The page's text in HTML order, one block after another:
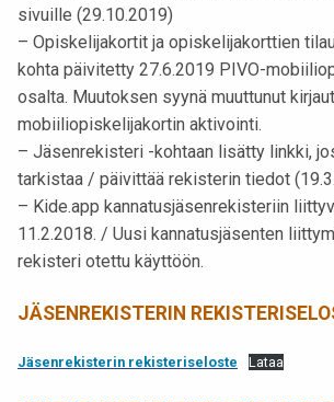
sivuille (29.10.2019)
– Opiskelijakortit ja opiskelijakorttien
kohta päivitetty 27.6.2019 PIVO-
osalta. Muutoksen syynä muuttunut
mobiiliopiskelijakortin aktivointi.
– Jäsenrekisteri -kohtaan lisätty linkki,
tarkistaa / päivittää rekisterin tiedot
– Kide.app kannatusjäsenrekisteriin
11.2.2018. / Uusi kannatusjäsenten
rekisteri otettu käyttöön.
JÄSENREKISTERIN
Jäsenrekisterin rekisteriseloste Lataa